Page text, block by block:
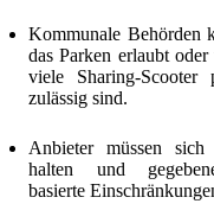
Kommunale Behörden
das Parken erlaubt
viele Sharing-Scooter
zulässig sind.
Anbieter müssen
halten und
basierte